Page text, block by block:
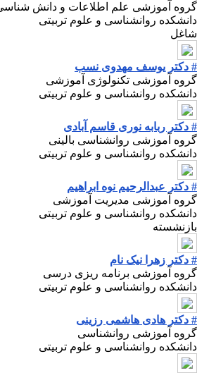
گروه آموزشی علم اطلاعات و دانش
دانشکده روانشناسی و علوم تربیتی
شاغل
# دکتر یوسف مهدوی نسب
گروه آموزشی تکنولوژی آموزشی
دانشکده روانشناسی و علوم تربیتی
# دکتر ربابه نوری قاسم آبادی
گروه آموزشی روانشناسی بالینی
دانشکده روانشناسی و علوم تربیتی
# دکتر عبدالرحیم نوه ابراهیم
گروه آموزشی مدیریت آموزشی
دانشکده روانشناسی و علوم تربیتی
بازنشسته
# دکتر زهرا نیک نام
گروه آموزشی برنامه ریزی درسی
دانشکده روانشناسی و علوم تربیتی
# دکتر هادی هاشمی رزینی
گروه آموزشی روانشناسی
دانشکده روانشناسی و علوم تربیتی